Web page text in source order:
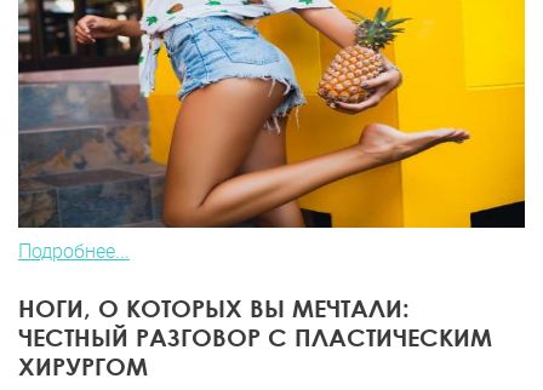
Подробнее...
НОГИ, О КОТОРЫХ ВЫ МЕЧТАЛИ:
ЧЕСТНЫЙ РАЗГОВОР С ПЛАСТИЧЕСКИМ
ХИРУРГОМ